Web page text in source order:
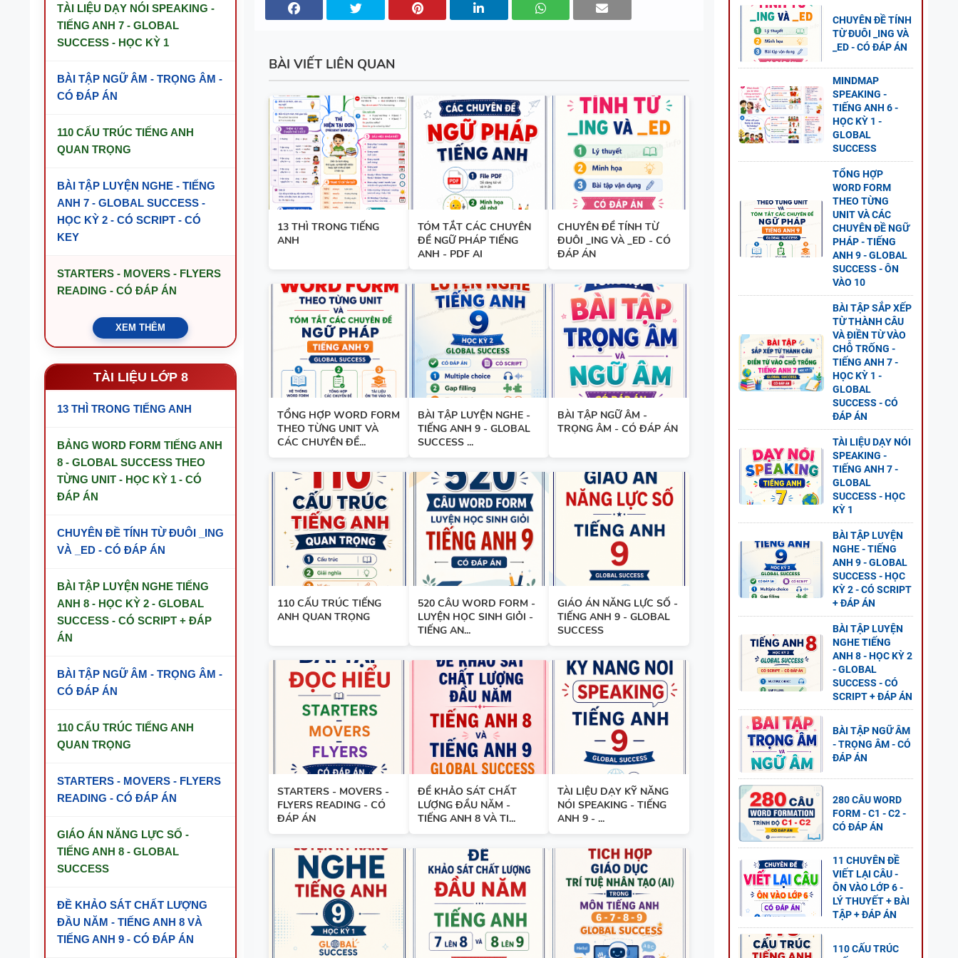
TÀI LIỆU DẠY NÓI SPEAKING -
TIẾNG ANH 7 - GLOBAL
SUCCESS - HỌC KỲ 1
BÀI TẬP NGỮ ÂM - TRỌNG ÂM -
CÓ ĐÁP ÁN
110 CẤU TRÚC TIẾNG ANH
QUAN TRỌNG
BÀI TẬP LUYỆN NGHE - TIẾNG
ANH 7 - GLOBAL SUCCESS -
HỌC KỲ 2 - CÓ SCRIPT - CÓ
KEY
STARTERS - MOVERS - FLYERS
READING - CÓ ĐÁP ÁN
XEM THÊM
TÀI LIỆU LỚP 8
13 THÌ TRONG TIẾNG ANH
BẢNG WORD FORM TIẾNG ANH
8 - GLOBAL SUCCESS THEO
TỪNG UNIT - HỌC KỲ 1 - CÓ
ĐÁP ÁN
CHUYÊN ĐỀ TÍNH TỪ ĐUÔI _ING
VÀ _ED - CÓ ĐÁP ÁN
BÀI TẬP LUYỆN NGHE TIẾNG
ANH 8 - HỌC KỲ 2 - GLOBAL
SUCCESS - CÓ SCRIPT + ĐÁP
ÁN
BÀI TẬP NGỮ ÂM - TRỌNG ÂM -
CÓ ĐÁP ÁN
110 CẤU TRÚC TIẾNG ANH
QUAN TRỌNG
STARTERS - MOVERS - FLYERS
READING - CÓ ĐÁP ÁN
GIÁO ÁN NĂNG LỰC SỐ -
TIẾNG ANH 8 - GLOBAL
SUCCESS
ĐỀ KHẢO SÁT CHẤT LƯỢNG
ĐẦU NĂM - TIẾNG ANH 8 VÀ
TIẾNG ANH 9 - CÓ ĐÁP ÁN
TỪNG UNIT VÀ CÁC CHUYÊN ĐỀ
BÀI TẬP SẮP XẾP TỪ THÀNH CÂU
VÀ ĐIỀN TỪ VÀO CHỖ TRỐNG -
TIẾNG ANH 7 - HỌC KỲ 1 - GLOBAL
SUCCESS - CÓ ĐÁP ÁN
TÀI LIỆU DẠY NÓI SPEAKING -
TIẾNG ANH 7 - GLOBAL SUCCESS -
BÀI TẬP LUYỆN NGHE - TIẾNG ANH
9 - GLOBAL SUCCESS - HỌC KỲ 2 -
CÓ SCRIPT + ĐÁP ÁN
BÀI TẬP LUYỆN NGHE TIẾNG ANH 8
- HỌC KỲ 2 - GLOBAL SUCCESS - CÓ
SCRIPT + ĐÁP ÁN
TỪ VỰNG - NGỮ PHÁP - TIẾNG ANH
7 - GLOBAL SUCCESS - HỌC KỲ 1
GIÁO ÁN THAM KHẢO - TIẾNG ANH
10 - GLOBAL SUCCESS - CÓ TÍCH
HỢP NĂNG LỰC SỐ - CẢ NĂM
13 THÌ TRONG TIẾNG ANH
TỪ VỰNG VÀ NGỮ PHÁP - TIẾNG
ANH 6 - HỌC KỲ 1 - FILE WORD +
ẢNH MINH HỌA
BÀI VIẾT LIÊN QUAN
13 THÌ TRONG TIẾNG
ANH
TÓM TẮT CÁC CHUYÊN
ĐỀ NGỮ PHÁP TIẾNG
ANH - PDF AI
CHUYÊN ĐỀ TÍNH TỪ
ĐUÔI _ING VÀ _ED - CÓ
ĐÁP ÁN
TỔNG HỢP WORD FORM
THEO TỪNG UNIT VÀ
CÁC CHUYÊN ĐỀ...
BÀI TẬP LUYỆN NGHE -
TIẾNG ANH 9 - GLOBAL
SUCCESS ...
BÀI TẬP NGỮ ÂM -
TRỌNG ÂM - CÓ ĐÁP ÁN
110 CẤU TRÚC TIẾNG
ANH QUAN TRỌNG
520 CÂU WORD FORM -
LUYỆN HỌC SINH GIỎI -
TIẾNG AN...
GIÁO ÁN NĂNG LỰC SỐ -
TIẾNG ANH 9 - GLOBAL
SUCCESS
STARTERS - MOVERS -
FLYERS READING - CÓ
ĐÁP ÁN
ĐỀ KHẢO SÁT CHẤT
LƯỢNG ĐẦU NĂM -
TIẾNG ANH 8 VÀ TI...
TÀI LIỆU DẠY KỸ NĂNG
NÓI SPEAKING - TIẾNG
ANH 9 - ...
CHUYÊN ĐỀ TÍNH
TỪ ĐUÔI _ING VÀ
_ED - CÓ ĐÁP ÁN
MINDMAP
SPEAKING -
TIẾNG ANH 6 -
HỌC KỲ 1 -
GLOBAL
SUCCESS
TỔNG HỢP
WORD FORM
THEO TỪNG
UNIT VÀ CÁC
CHUYÊN ĐỀ NGỮ
PHÁP - TIẾNG
ANH 9 - GLOBAL
SUCCESS - ÔN
VÀO 10
BÀI TẬP SẮP XẾP
TỪ THÀNH CÂU
VÀ ĐIỀN TỪ VÀO
CHỖ TRỐNG -
TIẾNG ANH 7 -
HỌC KỲ 1 -
GLOBAL
SUCCESS - CÓ
ĐÁP ÁN
TÀI LIỆU DẠY NÓI
SPEAKING -
TIẾNG ANH 7 -
GLOBAL
SUCCESS - HỌC
KỲ 1
BÀI TẬP LUYỆN
NGHE - TIẾNG
ANH 9 - GLOBAL
SUCCESS - HỌC
KỲ 2 - CÓ SCRIPT
+ ĐÁP ÁN
BÀI TẬP LUYỆN
NGHE TIẾNG
ANH 8 - HỌC KỲ 2
- GLOBAL
SUCCESS - CÓ
SCRIPT + ĐÁP ÁN
BÀI TẬP NGỮ ÂM
- TRỌNG ÂM - CÓ
ĐÁP ÁN
280 CÂU WORD
FORM - C1 - C2 -
CÓ ĐÁP ÁN
11 CHUYÊN ĐỀ
VIẾT LẠI CÂU -
ÔN VÀO LỚP 6 -
LÝ THUYẾT + BÀI
TẬP + ĐÁP ÁN
110 CẤU TRÚC